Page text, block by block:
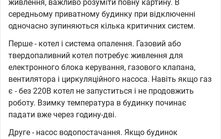
живлення, важливо розуміти повну картину. В
середньому приватному будинку при відключенні
одночасно зупиняються кілька критичних систем.
Перше - котел і система опалення. Газовий або
твердопаливний котел потребує живлення для
електронного блока керування, газового клапана,
вентилятора і циркуляційного насоса. Навіть якщо газ
є - без 220В котел не запуститься і не продовжить
роботу. Взимку температура в будинку починає
падати вже через годину-дві.
Друге - насос водопостачання. Якщо будинок